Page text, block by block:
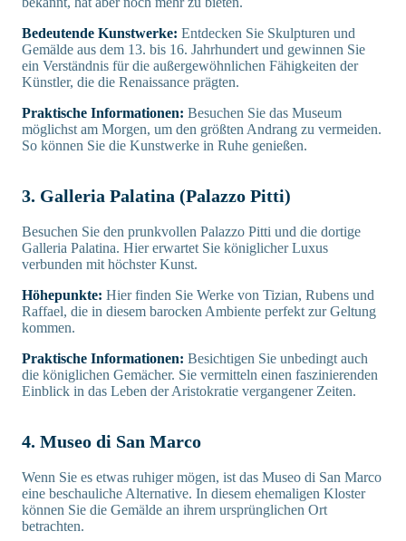
Bedeutende Kunstwerke: Entdecken Sie Skulpturen und
Gemälde aus dem 13. bis 16. Jahrhundert und gewinnen Sie
ein Verständnis für die außergewöhnlichen Fähigkeiten der
Künstler, die die Renaissance prägten.
Praktische Informationen: Besuchen Sie das Museum
möglichst am Morgen, um den größten Andrang zu vermeiden.
So können Sie die Kunstwerke in Ruhe genießen.
3. Galleria Palatina (Palazzo Pitti)
Besuchen Sie den prunkvollen Palazzo Pitti und die dortige
Galleria Palatina. Hier erwartet Sie königlicher Luxus
verbunden mit höchster Kunst.
Höhepunkte: Hier finden Sie Werke von Tizian, Rubens und
Raffael, die in diesem barocken Ambiente perfekt zur Geltung
kommen.
Praktische Informationen: Besichtigen Sie unbedingt auch
die königlichen Gemächer. Sie vermitteln einen faszinierenden
Einblick in das Leben der Aristokratie vergangener Zeiten.
4. Museo di San Marco
Wenn Sie es etwas ruhiger mögen, ist das Museo di San Marco
eine beschauliche Alternative. In diesem ehemaligen Kloster
können Sie die Gemälde an ihrem ursprünglichen Ort
betrachten.